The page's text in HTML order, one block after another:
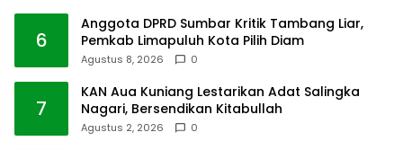
6
Anggota DPRD Sumbar Kritik Tambang Liar,
Pemkab Limapuluh Kota Pilih Diam
Agustus 8, 2026 0
7
KAN Aua Kuniang Lestarikan Adat Salingka
Nagari, Bersendikan Kitabullah
Agustus 2, 2026 0